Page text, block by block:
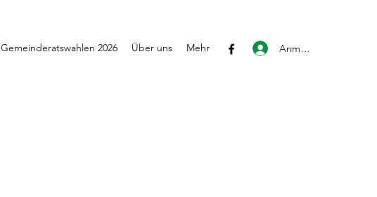
Gemeinderatswahlen 2026 Über uns Mehr Anmelden